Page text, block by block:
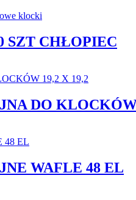
SZT CHŁOPIEC
DO KLOCKÓW
WAFLE 48 EL